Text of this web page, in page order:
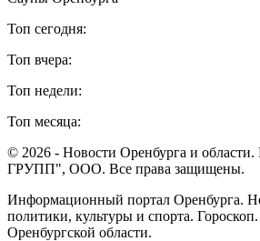
Топ сегодня:
Топ вчера:
Топ недели:
Топ месяца:
© 2026 - Новости Оренбурга и
ГРУПП", ООО. Все права защищены.
Информационный портал Оренбурга.
политики, культуры и спорта.
Оренбургской области.